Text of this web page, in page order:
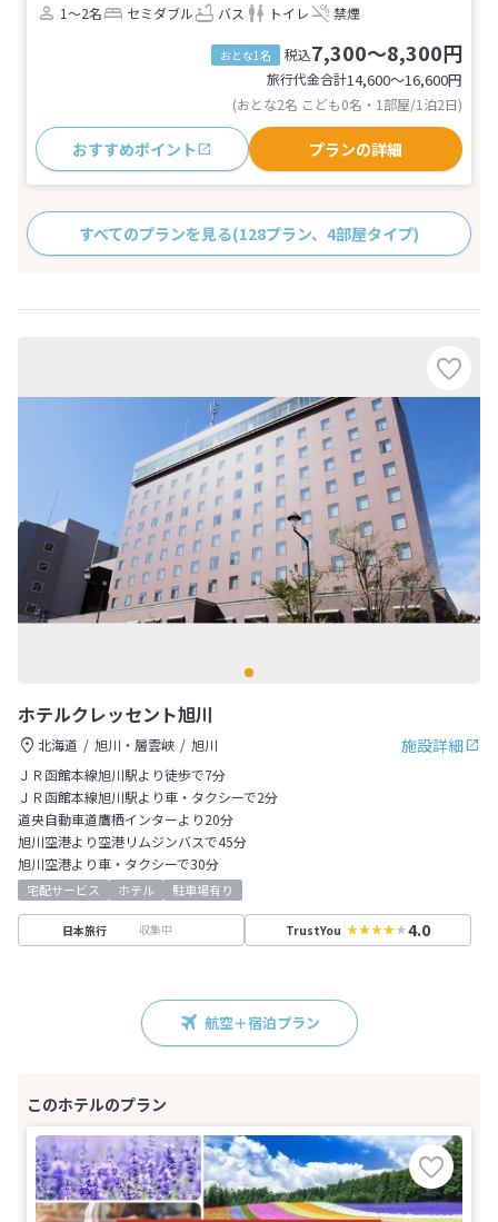
1～2名
セミダブル バス トイレ 禁煙
おとな1名 税込7,300～8,300円
旅行代金合計14,600〜16,600円
(おとな2名 こども0名・1部屋/1泊2日)
おすすめポイント プランの詳細
すべてのプランを見る(128プラン、4部屋タイプ)
ホテルクレッセント旭川
施設詳細
北海道 旭川・層雲峡
旭川
ＪＲ函館本線旭川駅より徒歩で7分
ＪＲ函館本線旭川駅より車・タクシーで2分
道央自動車道鷹栖インターより20分
旭川空港より空港リムジンバスで45分
旭川空港より車・タクシーで30分
宅配サービス ホテル 駐車場有り
日本旅行 収集中 TrustYou 4.0
航空＋宿泊プラン